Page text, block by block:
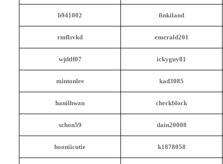
b941002 finkiland
rmflsvkd emerald201
wjdtlf07 ickyguy81
mintonlee kad3085
hanilhwan checkblock
schon59 dain20008
hooniicutie k1878058